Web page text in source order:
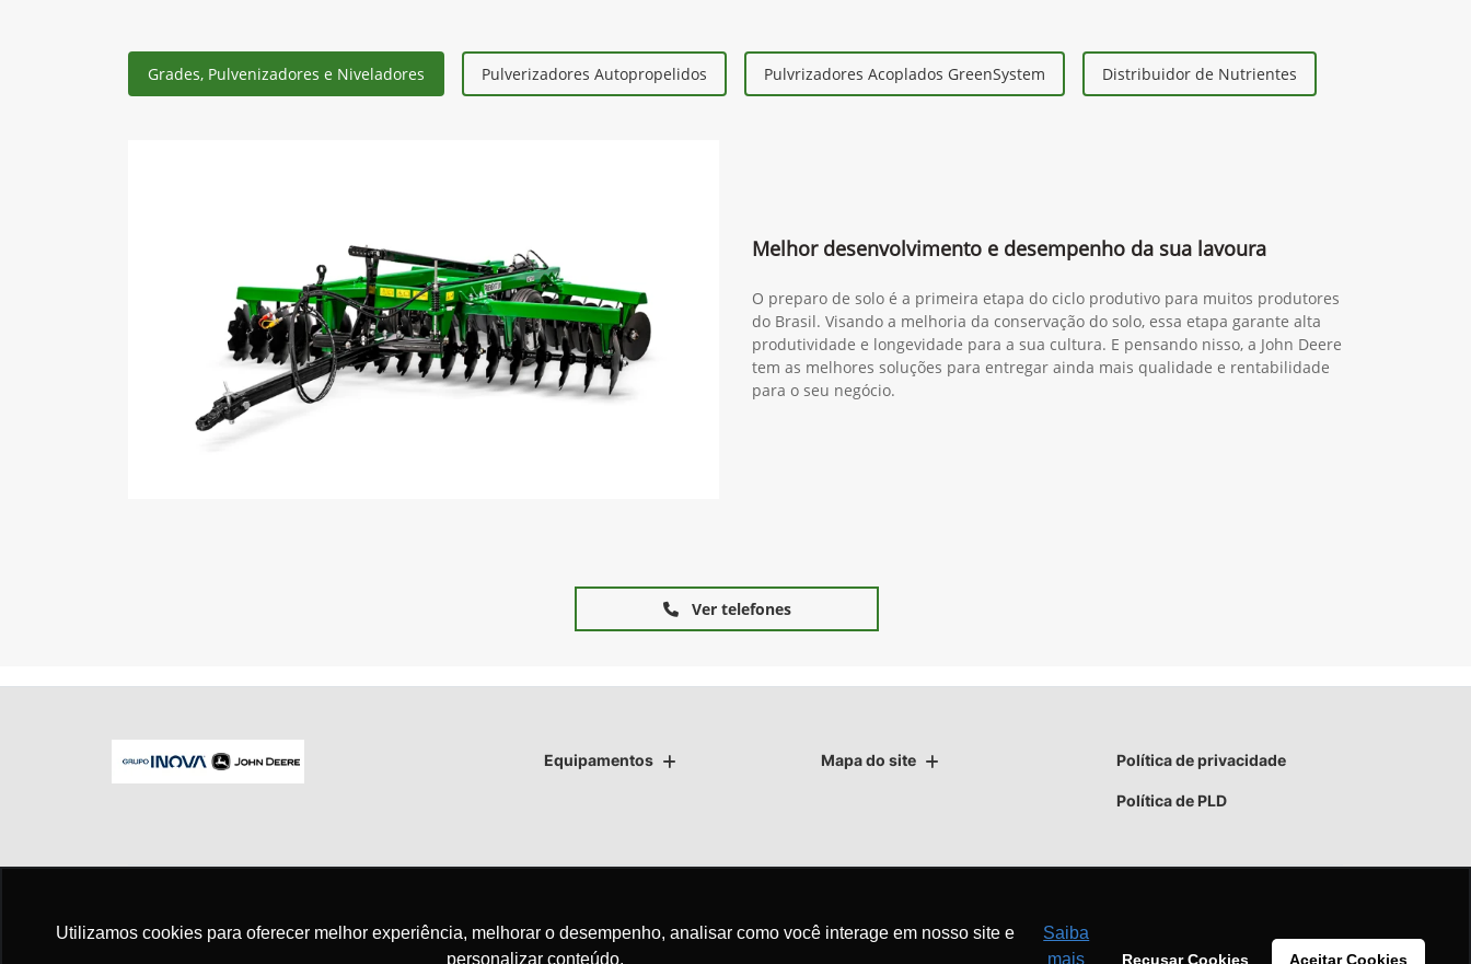
Utilizamos cookies para oferecer melhor experiência, melhorar o desempenho, analisar como você interage em nosso site e
personalizar conteúdo.
Saiba
mais
Recusar Cookies Aceitar Cookies
Grades, Pulvenizadores e Niveladores Pulverizadores Autopropelidos Pulvrizadores Acoplados GreenSystem Distribuidor de Nutrientes
Melhor desenvolvimento e desempenho da sua lavoura
O preparo de solo é a primeira etapa do ciclo produtivo para muitos produtores
do Brasil. Visando a melhoria da conservação do solo, essa etapa garante alta
produtividade e longevidade para a sua cultura. E pensando nisso, a John Deere
tem as melhores soluções para entregar ainda mais qualidade e rentabilidade
para o seu negócio.
Ver telefones
Equipamentos Mapa do site Política de privacidade
Política de PLD
Para otimizar sua experiência durante a navegação, fazemos uso de nossa política de cookies e para proteger